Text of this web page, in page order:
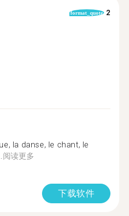
format_quote 2
la danse, le chant, le
阅读更多
下载软件